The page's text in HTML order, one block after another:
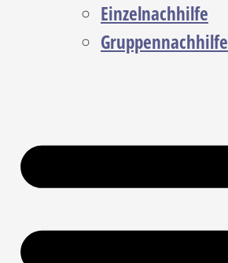
Einzelnachhilfe
Gruppennachhilfe